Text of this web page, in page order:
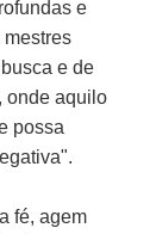
e
e de
onde aquilo
possa
fé, agem